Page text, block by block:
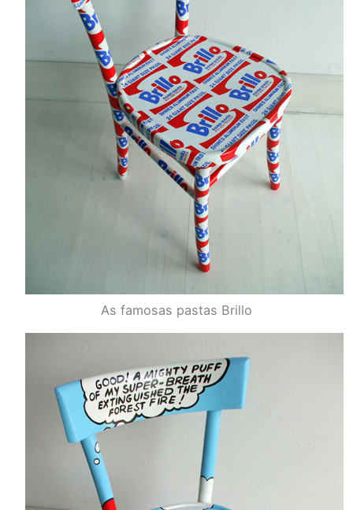
As famosas pastas Brillo